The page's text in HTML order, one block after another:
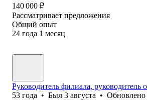
140 000 ₽
Рассматривает предложения
Общий опыт
24 года 1 месяц
Руководитель филиала, руководитель
53 года • Был 3 августа • Обновлено